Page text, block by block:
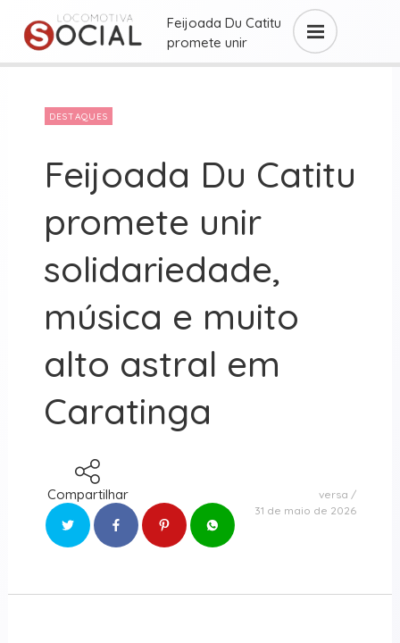
Feijoada Du Catitu
promete unir
solidariedade,
DESTAQUES
Feijoada Du Catitu
promete unir
solidariedade,
música e muito
alto astral em
Caratinga
Compartilhar
versa
31 de maio de 2026